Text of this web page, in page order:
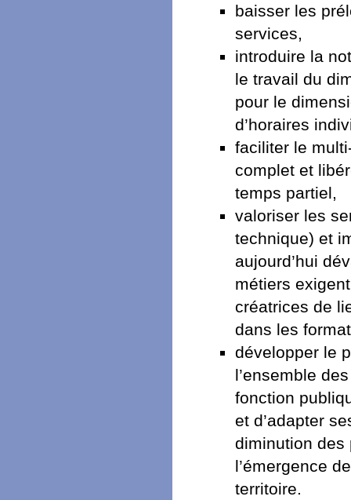
baisser les
services,
introduire la
le travail du
pour le
d’horaires
faciliter le
complet et
temps partiel,
valoriser les
technique) et
aujourd’hui
métiers
créatrices de
dans les
développer le
l’ensemble
fonction
et d’adapter
diminution des
l’émergence
territoire.